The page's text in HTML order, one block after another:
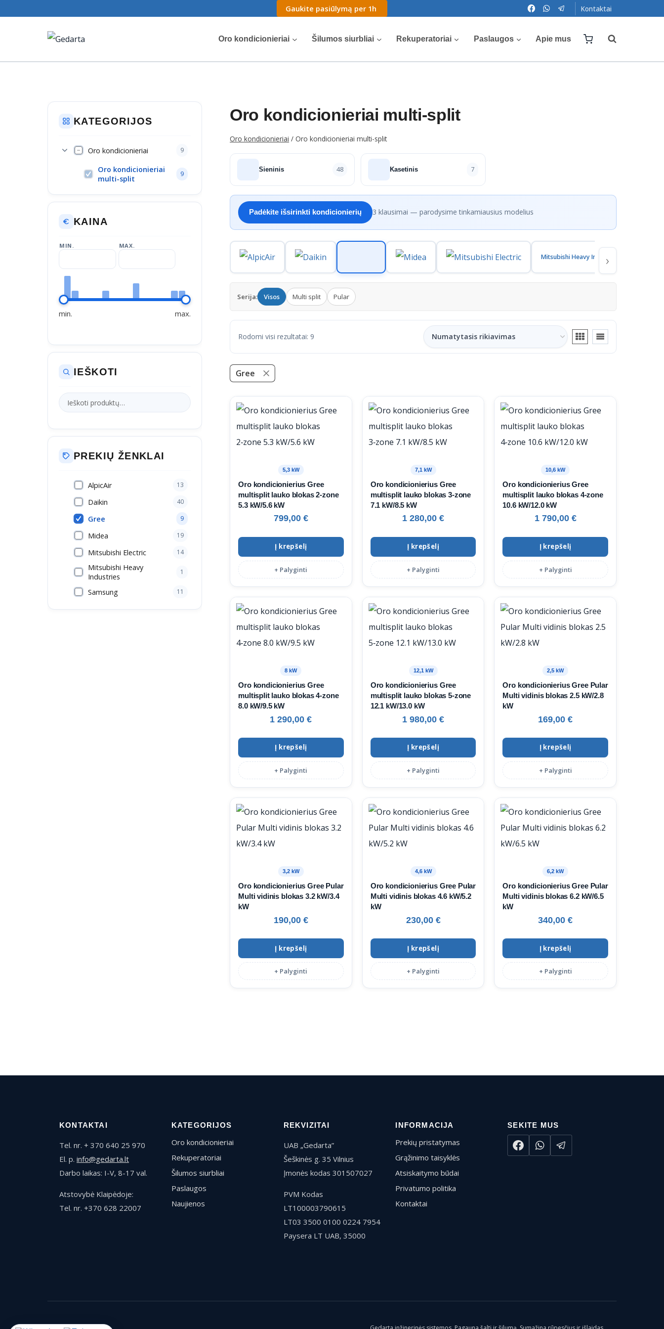
Gaukite pasiūlymą per 1h Kontaktai
Oro kondicionieriai Šilumos siurbliai Rekuperatoriai Paslaugos Apie mus
Oro kondicionieriai multi-split
Oro kondicionieriai / Oro kondicionieriai multi-split
Sieninis 48 Kasetinis 7
Padėkite išsirinkti kondicionierių 3 klausimai — parodysime tinkamiausius modelius
Mitsubishi Heavy Industries
›
Serija: Visos Multi split Pular
Rodomi visi rezultatai: 9
Gree
5,3 kW
Oro kondicionierius Gree
multisplit lauko blokas 2‑zone
5.3 kW/5.6 kW
799,00 €
Į krepšelį
+ Palyginti
7,1 kW
Oro kondicionierius Gree
multisplit lauko blokas 3‑zone
7.1 kW/8.5 kW
1 280,00€
Į krepšelį
+ Palyginti
10,6 kW
Oro kondicionierius Gree
multisplit lauko blokas 4‑zone
10.6 kW/12.0 kW
1 790,00 €
Į krepšelį
+ Palyginti
8 kW
Oro kondicionierius Gree
multisplit lauko blokas 4‑zone
8.0 kW/9.5 kW
1 290,00€
Į krepšelį
+ Palyginti
12,1 kW
Oro kondicionierius Gree
multisplit lauko blokas 5‑zone
12.1 kW/13.0 kW
1 980,00€
Į krepšelį
+ Palyginti
2,5 kW
Oro kondicionierius Gree Pular
Multi vidinis blokas 2.5 kW/2.8
kW
169,00€
Į krepšelį
+ Palyginti
3,2 kW
Oro kondicionierius Gree Pular
Multi vidinis blokas 3.2 kW/3.4
kW
190,00 €
Į krepšelį
+ Palyginti
4,6 kW
Oro kondicionierius Gree Pular
Multi vidinis blokas 4.6 kW/5.2
kW
230,00 €
Į krepšelį
+ Palyginti
6,2 kW
Oro kondicionierius Gree Pular
Multi vidinis blokas 6.2 kW/6.5
kW
340,00€
Į krepšelį
+ Palyginti
KATEGORIJOS
Oro kondicionieriai 9
Oro kondicionieriai
multi-split
9
KAINA
MIN. MAX.
min. max.
IEŠKOTI
PREKIŲ ŽENKLAI
AlpicAir 13
Daikin 40
Gree 9
Midea 19
Mitsubishi Electric 14
Mitsubishi Heavy
Industries
1
Samsung 11
KONTAKTAI
Tel. nr. + 370 640 25 970
El. p. info@gedarta.lt
Darbo laikas: I-V, 8-17 val.
Atstovybė Klaipėdoje:
Tel. nr. +370 628 22007
KATEGORIJOS
Oro kondicionieriai
Rekuperatoriai
Šilumos siurbliai
Paslaugos
Naujienos
REKVIZITAI
UAB „Gedarta”
Šeškinės g. 35 Vilnius
Įmonės kodas 301507027
PVM Kodas
LT100003790615
LT03 3500 0100 0224 7954
Paysera LT UAB, 35000
INFORMACIJA
Prekių pristatymas
Grąžinimo taisyklės
Atsiskaitymo būdai
Privatumo politika
Kontaktai
SEKITE MUS